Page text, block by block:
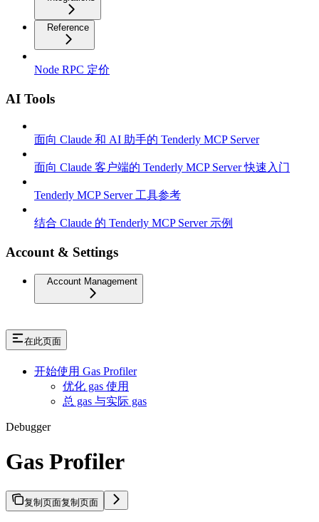
Reference
Node RPC 定价
AI Tools
面向 Claude 和 AI 助手的 Tenderly MCP Server
面向 Claude 客户端的 Tenderly MCP Server 快速入门
Tenderly MCP Server 工具参考
结合 Claude 的 Tenderly MCP Server 示例
Account & Settings
Account Management
在此页面
开始使用 Gas Profiler
优化 gas 使用
总 gas 与实际 gas
Debugger
Gas Profiler
复制页面复制页面